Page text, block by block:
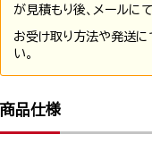
が見積もり後、メールに
お受け取り方法や発送に
い。
商品仕様